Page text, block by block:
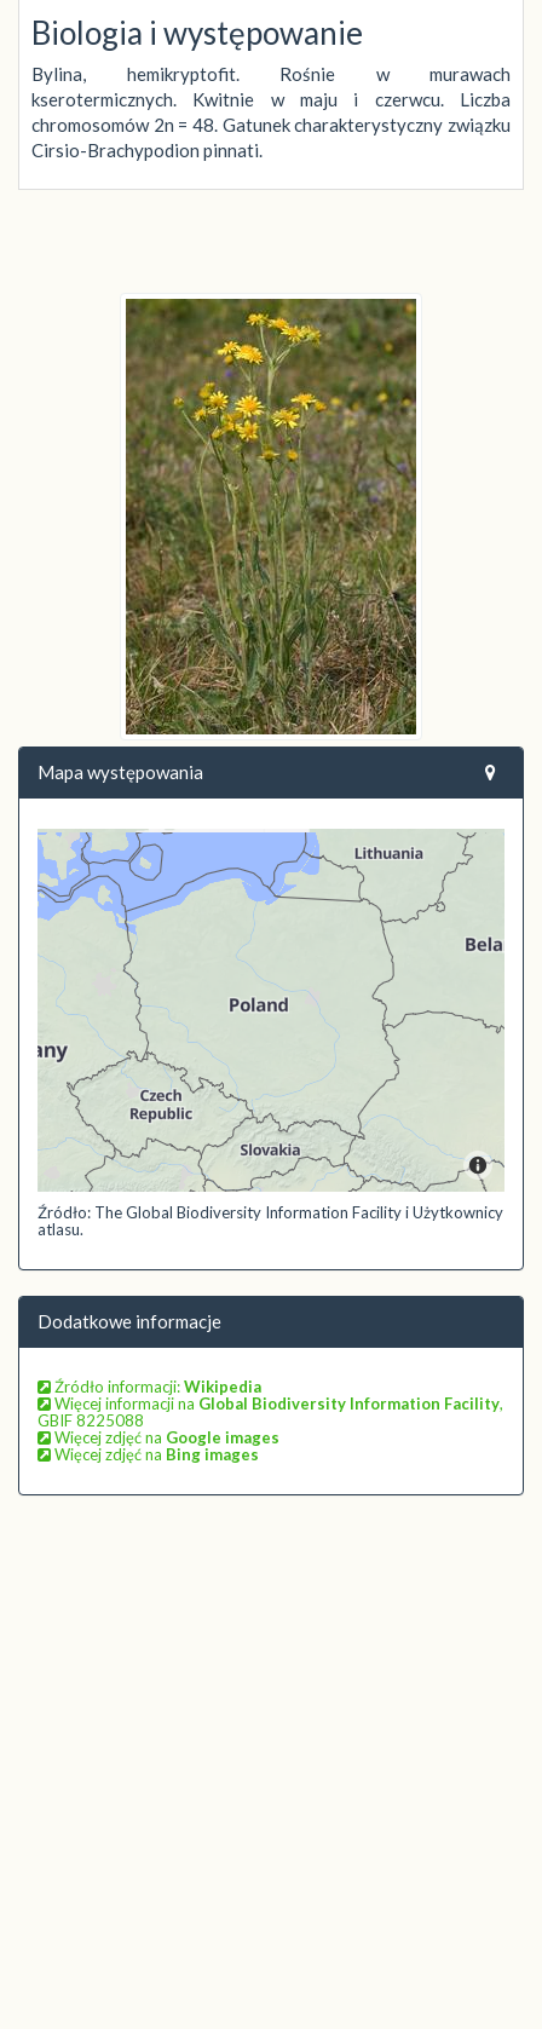
Biologia i występowanie
Bylina, hemikryptofit. Rośnie w murawach
kserotermicznych. Kwitnie w maju i czerwcu. Liczba
chromosomów 2n = 48. Gatunek charakterystyczny związku
Cirsio-Brachypodion pinnati.
Mapa występowania
Źródło: The Global Biodiversity Information Facility i Użytkownicy
atlasu.
Dodatkowe informacje
Źródło informacji:Wikipedia
Więcej informacji na Global Biodiversity Information Facility,
GBIF 8225088
Więcej zdjęć na Google images
Więcej zdjęć na Bing images